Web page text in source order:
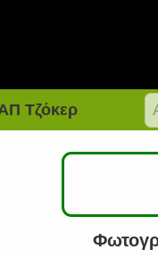
Τζόκερ